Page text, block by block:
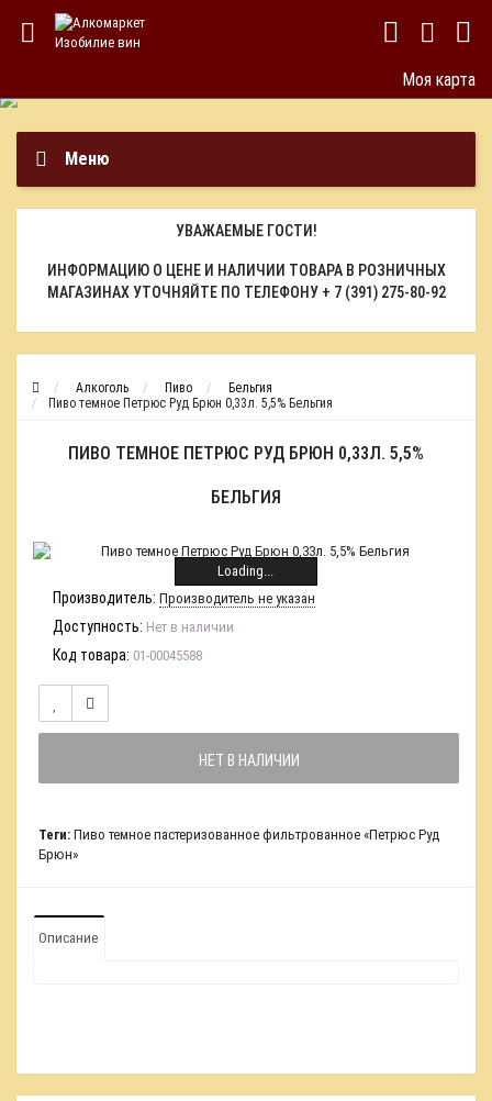
Моя карта
Меню
УВАЖАЕМЫЕ ГОСТИ!
ИНФОРМАЦИЮ О ЦЕНЕ И НАЛИЧИИ ТОВАРА В РОЗНИЧНЫХ
МАГАЗИНАХ УТОЧНЯЙТЕ ПО ТЕЛЕФОНУ + 7 (391) 275-80-92
Алкоголь Пиво
Бельгия
Пиво темное Петрюс Руд Брюн 0,33л. 5,5% Бельгия
ПИВО ТЕМНОЕ ПЕТРЮС РУД БРЮН 0,33Л. 5,5%
БЕЛЬГИЯ
Loading...
Производитель: Производитель не указан
Доступность: Нет в наличии
Код товара: 01-00045588
НЕТ В НАЛИЧИИ
Теги: Пиво темное пастеризованное фильтрованное «Петрюс Руд
Брюн»
Описание